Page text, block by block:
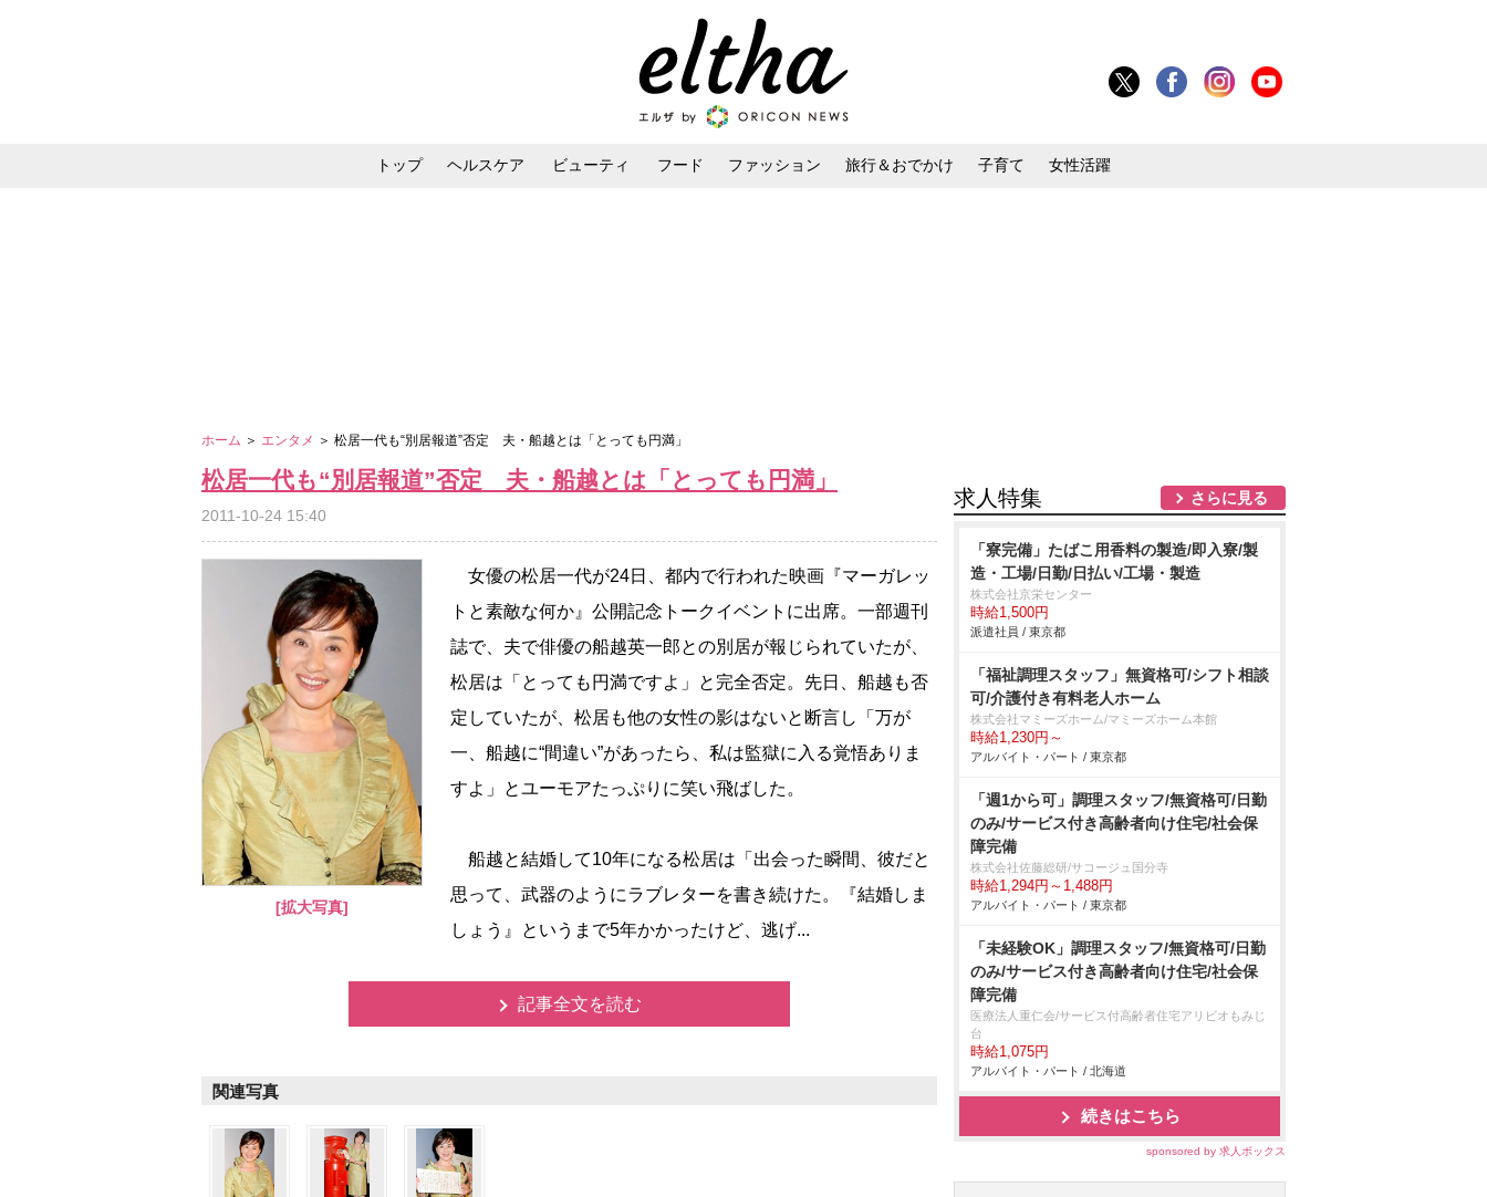
トップ ヘルスケア ビューティ フード ファッション 旅行＆おでかけ 子育て 女性活躍
ホーム ＞ エンタメ ＞ 松居一代も“別居報道”否定 夫・船越とは「とっても円満」
松居一代も“別居報道”否定 夫・船越とは「とっても円満」
2011-10-24 15:40
[拡大写真]
女優の松居一代が24日、都内で行われた映画『マーガレッ
トと素敵な何か』公開記念トークイベントに出席。一部週刊
誌で、夫で俳優の船越英一郎との別居が報じられていたが、
松居は「とっても円満ですよ」と完全否定。先日、船越も否
定していたが、松居も他の女性の影はないと断言し「万が
一、船越に“間違い”があったら、私は監獄に入る覚悟ありま
すよ」とユーモアたっぷりに笑い飛ばした。
船越と結婚して10年になる松居は「出会った瞬間、彼だと
思って、武器のようにラブレターを書き続けた。『結婚しま
しょう』というまで5年かかったけど、逃げ...
記事全文を読む
関連写真
求人特集 さらに見る
「寮完備」たばこ用香料の製造/即入寮/製
造・工場/日勤/日払い/工場・製造
株式会社京栄センター
時給1,500円
派遣社員 / 東京都
「福祉調理スタッフ」無資格可/シフト相談
可/介護付き有料老人ホーム
株式会社マミーズホーム/マミーズホーム本館
時給1,230円～
アルバイト・パート / 東京都
「週1から可」調理スタッフ/無資格可/日勤
のみ/サービス付き高齢者向け住宅/社会保
障完備
株式会社佐藤総研/サコージュ国分寺
時給1,294円～1,488円
アルバイト・パート / 東京都
「未経験OK」調理スタッフ/無資格可/日勤
のみ/サービス付き高齢者向け住宅/社会保
障完備
医療法人重仁会/サービス付高齢者住宅アリビオもみじ
台
時給1,075円
アルバイト・パート / 北海道
続きはこちら
sponsored by 求人ボックス